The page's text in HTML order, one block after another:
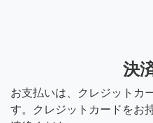
決
お支払いは、クレジットカ
す。クレジットカードをお